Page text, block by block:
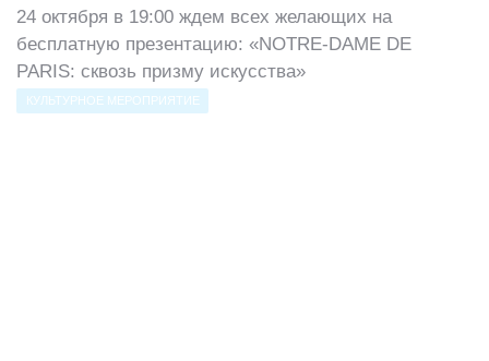
24 октября в 19:00 ждем всех желающих на
бесплатную презентацию: «NOTRE-DAME DE
PARIS: сквозь призму искусства»
КУЛЬТУРНОЕ МЕРОПРИЯТИЕ